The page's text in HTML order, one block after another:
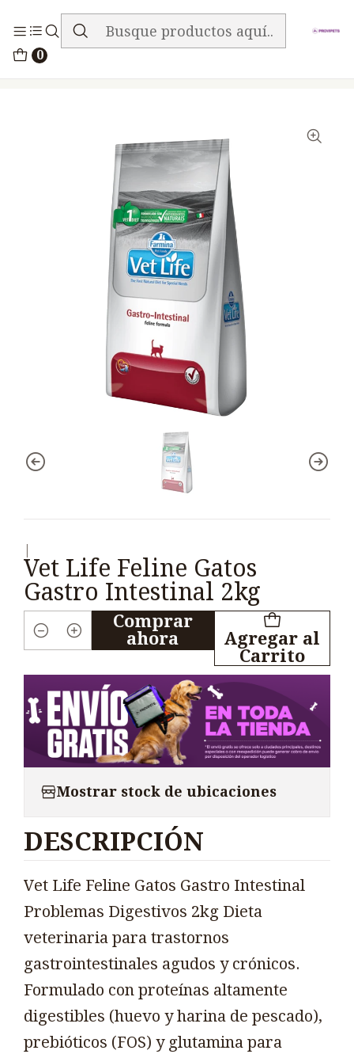
0
ENVIO GRATIS EN TODA LA TIENDA
Vet Life Feline Gatos
Gastro Intestinal 2kg
Cantidad
Agregar al
Carrito
Comprar
ahora
Mostrar stock de ubicaciones
DESCRIPCIÓN
Vet Life Feline Gatos Gastro Intestinal
Problemas Digestivos 2kg Dieta
veterinaria para trastornos
gastrointestinales agudos y crónicos.
Formulado con proteínas altamente
digestibles (huevo y harina de pescado),
prebióticos (FOS) y glutamina para